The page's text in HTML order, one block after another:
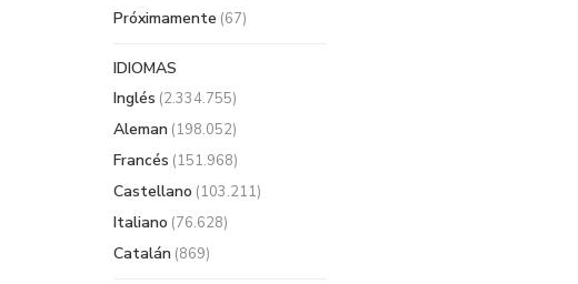
Próximamente (67)
IDIOMAS
Inglés (2.334.755)
Aleman (198.052)
Francés (151.968)
Castellano (103.211)
Italiano (76.628)
Catalán (869)